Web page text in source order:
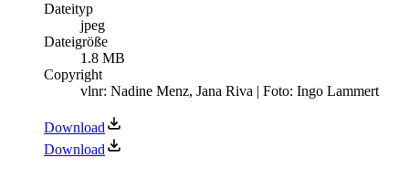
Dateityp
jpeg
Dateigröße
1.8 MB
Copyright
vlnr: Nadine Menz, Jana Riva | Foto: Ingo Lammert
Download
Download